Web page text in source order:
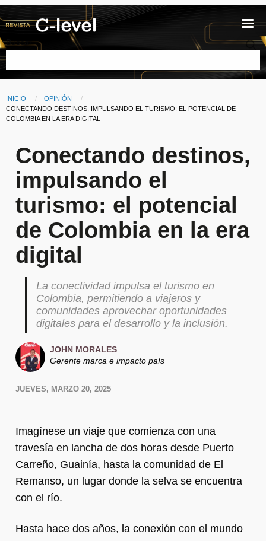
Pasar al contenido principal
Buscar
Ruta de navegación
INICIO
OPINIÓN
CURRENT:
CONECTANDO DESTINOS, IMPULSANDO EL TURISMO: EL POTENCIAL DE
COLOMBIA EN LA ERA DIGITAL
Conectando destinos,
impulsando el
turismo: el potencial
de Colombia en la era
digital
La conectividad impulsa el turismo en
Colombia, permitiendo a viajeros y
comunidades aprovechar oportunidades
digitales para el desarrollo y la inclusión.
JOHN MORALES
Gerente marca e impacto país
JUEVES, MARZO 20, 2025
Imagínese un viaje que comienza con una
travesía en lancha de dos horas desde Puerto
Carreño, Guainía, hasta la comunidad de El
Remanso, un lugar donde la selva se encuentra
con el río.
Hasta hace dos años, la conexión con el mundo